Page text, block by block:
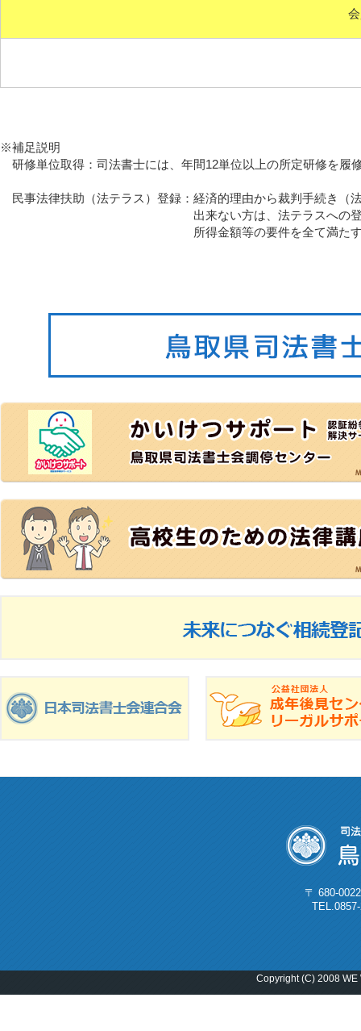
※補足説明
研修単位取得：司法書士には、年間12単位以上の所定
民事法律扶助（法テラス）登録：経済的理由から裁判手続き（
出来ない方は、法テラスへの登録会員へ
所得金額等の要件を全て満たす方は、低廉な
〒 680-
Copyright (C) 2008 WE